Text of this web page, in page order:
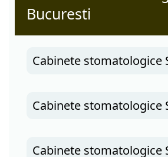
Bucuresti
Cabinete stomatologice
Cabinete stomatologice
Cabinete stomatologice